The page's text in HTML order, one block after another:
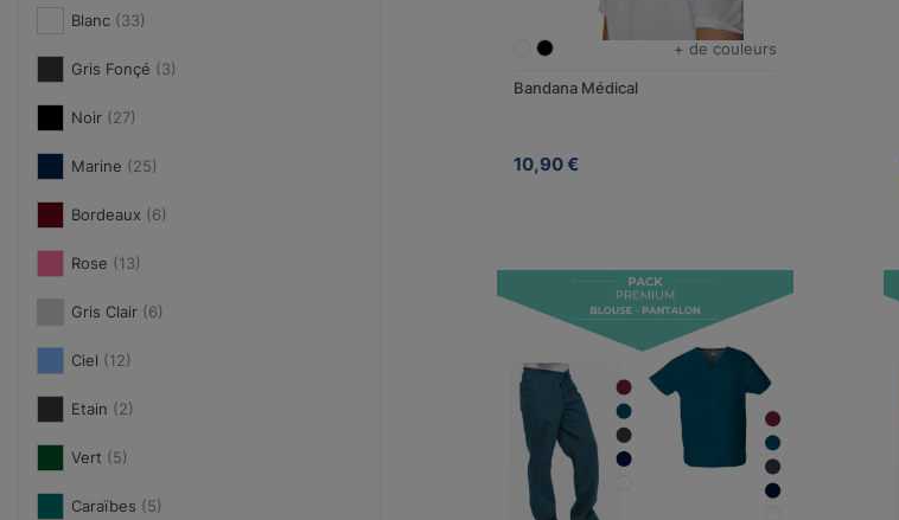
Blanc (33)
Gris Fonçé (3)
Noir (27)
Marine (25)
Bordeaux (6)
Rose (13)
Gris Clair (6)
Ciel (12)
Etain (2)
Vert (5)
Caraïbes (5)
+ de couleurs
Bandana Médical
10,90 €